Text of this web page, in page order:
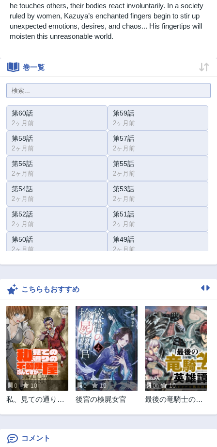
he touches others, their bodies react involuntarily. In a society
ruled by women, Kazuya’s enchanted fingers begin to stir up
unexpected emotions, desires, and chaos... His fingertips will
moisten this unreasonable world.
巻一覧
第60話
2ヶ月前
第59話
2ヶ月前
第58話
2ヶ月前
第57話
2ヶ月前
第56話
2ヶ月前
第55話
2ヶ月前
第54話
2ヶ月前
第53話
2ヶ月前
第52話
2ヶ月前
第51話
2ヶ月前
第50話
2ヶ月前
第49話
2ヶ月前
第48話 第47話
第46話
第44話
2ヶ月前
第43話
2ヶ月前
第42話
2ヶ月前
第41話
2ヶ月前
第40話
2ヶ月前
第39話
2ヶ月前
第38話
2ヶ月前
第37話
2ヶ月前
第36話 第35話
第34話
こちらもおすすめ
0 10
私、見ての通りの
0 10
後宮の検屍女官
0 10
最後の竜騎士の英
コメント